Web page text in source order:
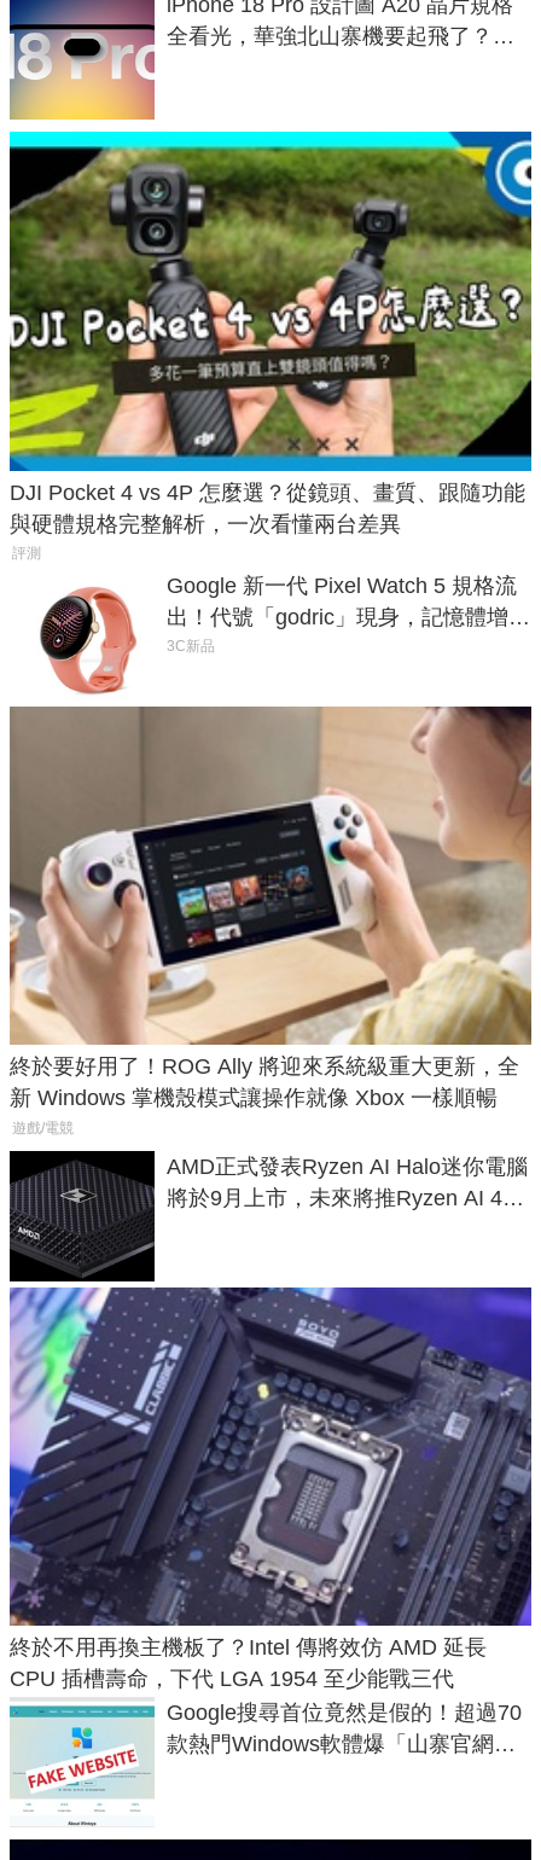
iPhone 18 Pro 設計圖 A20 晶片規格
全看光，華強北山寨機要起飛了？專
DJI Pocket 4 vs 4P 怎麼選？從鏡頭、畫質、跟隨功能
與硬體規格完整解析，一次看懂兩台差異
評測
Google 新一代 Pixel Watch 5 規格流
出！代號「godric」現身，記憶體增強
鎖定 AI 應用
3C新品
終於要好用了！ROG Ally 將迎來系統級重大更新，全
新 Windows 掌機殼模式讓操作就像 Xbox 一樣順暢
遊戲/電競
AMD正式發表Ryzen AI Halo迷你電腦
將於9月上市，未來將推Ryzen AI 400
終於不用再換主機板了？Intel 傳將效仿 AMD 延長
CPU 插槽壽命，下代 LGA 1954 至少能戰三代
Google搜尋首位竟然是假的！超過70
款熱門Windows軟體爆「山寨官網」